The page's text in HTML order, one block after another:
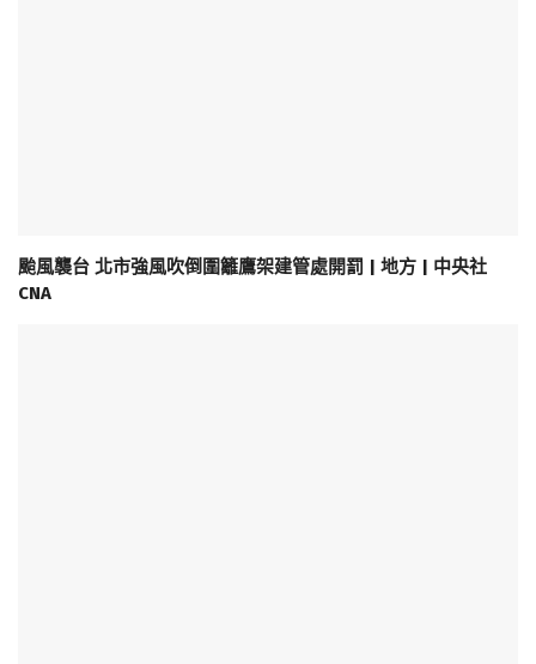
颱風襲台 北市強風吹倒圍籬鷹架建管處開罰 | 地方 | 中央社
CNA